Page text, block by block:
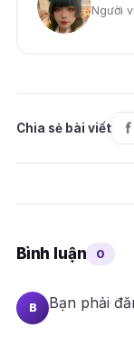
Người
Chia sẻ bài viết
Bình luận 0
B Bạn phải